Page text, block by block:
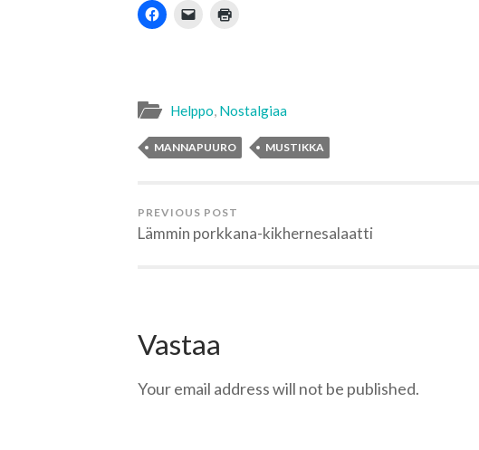
Helppo, Nostalgiaa
MANNAPUURO MUSTIKKA
PREVIOUS POST
Lämmin porkkana-kikhernesalaatti
Vastaa
Your email address will not be published.